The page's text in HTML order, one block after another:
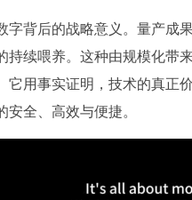
字背后的战略意义。量产成
持续喂养。这种由规模化带
它用事实证明，技术的真正
全、高效与便捷。